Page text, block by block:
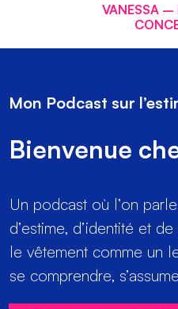
VANESSA –
Mon Podcast sur
Bienvenue
Un podcast où l’on
d’estime, d’identité et
le vêtement comme un
se comprendre,